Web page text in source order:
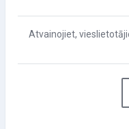
Atvainojiet,